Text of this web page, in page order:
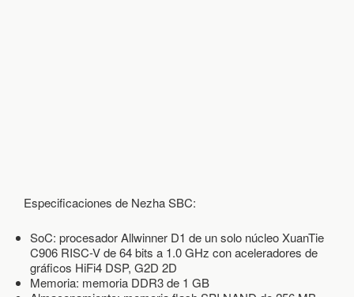
S
Especificaciones de Nezha SBC:
SoC: procesador Allwinner D1 de un solo núcleo XuanTie
C906 RISC-V de 64 bits a 1.0 GHz con aceleradores de
gráficos HiFi4 DSP, G2D 2D
Memoria: memoria DDR3 de 1 GB